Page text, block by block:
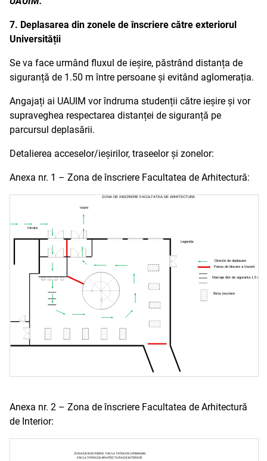
7. Deplasarea din zonele de înscriere către exteriorul
Universității
Se va face urmând fluxul de ieșire, păstrând distanța de
siguranță de 1.50 m între persoane și evitând aglomerația.
Angajați ai UAUIM vor îndruma studenții către ieșire și vor
supraveghea respectarea distanței de siguranță pe
parcursul deplasării.
Detalierea acceselor/ieșirilor, traseelor și zonelor:
Anexa nr. 1 – Zona de înscriere Facultatea de Arhitectură:
Anexa nr. 2 – Zona de înscriere Facultatea de Arhitectură
de Interior: